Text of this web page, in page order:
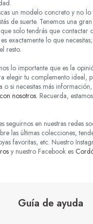
un modelo concreto y no lo
de suerte. Tenemos una
solo tendrás que contactar
exactamente lo que
resto.
lo importante que es la
elegir tu complemento ideal,
o si necesitas más
nosotros. Recuerda,
seguirnos en nuestras redes
las últimas colecciones,
favoritas, etc. Nuestro
y nuestro Facebook es
Guía de ayuda